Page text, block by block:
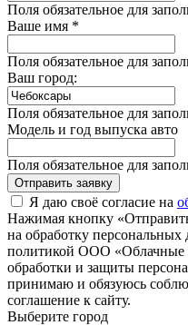
Поля обязательное для
Ваше имя *
Поля обязательное для
Ваш город:
Поля обязательное для
Модель и год выпуска авто
Поля обязательное для
Отправить заявку
Я даю своё согласие на
Нажимая кнопку
на обработку персональных
политикой ООО «Облачные
обработки и защиты
принимаю и обязуюсь
соглашение к сайту.
Выберите город